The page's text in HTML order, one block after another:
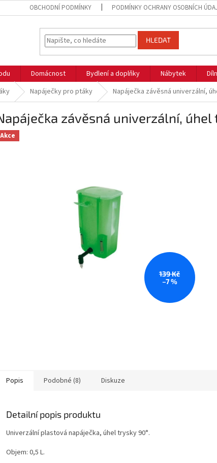
OBCHODNÍ PODMÍNKY PODMÍNKY OCHRANY OSOBNÍCH
HLEDAT
Domácnost Bydlení a doplňky Nábytek
Napáječky pro ptáky Napáječka závěsná univerzální,
závěsná univerzální,
Akce
139 Kč
–7 %
Popis Podobné (8) Diskuze
Detailní popis produktu
Univerzální plastová napáječka, úhel trysky 90°.
Objem: 0,5 L.